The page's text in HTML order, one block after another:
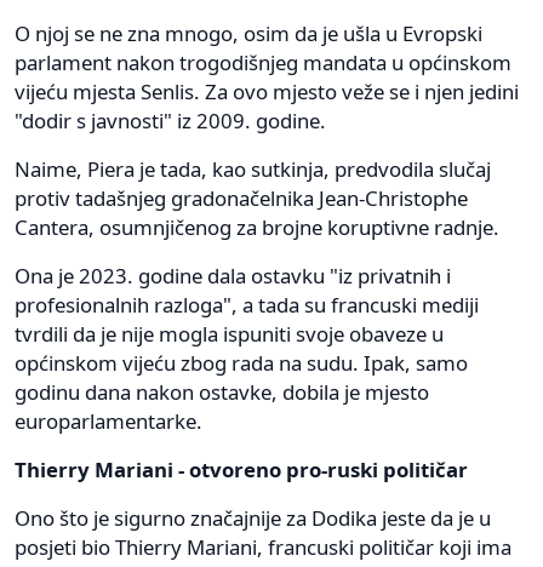
O njoj se ne zna mnogo, osim da je ušla u Evropski
parlament nakon trogodišnjeg mandata u općinskom
vijeću mjesta Senlis. Za ovo mjesto veže se i njen jedini
"dodir s javnosti" iz 2009. godine.
Naime, Piera je tada, kao sutkinja, predvodila slučaj
protiv tadašnjeg gradonačelnika Jean-Christophe
Cantera, osumnjičenog za brojne koruptivne radnje.
Ona je 2023. godine dala ostavku "iz privatnih i
profesionalnih razloga", a tada su francuski mediji
tvrdili da je nije mogla ispuniti svoje obaveze u
općinskom vijeću zbog rada na sudu. Ipak, samo
godinu dana nakon ostavke, dobila je mjesto
europarlamentarke.
Thierry Mariani - otvoreno pro-ruski političar
Ono što je sigurno značajnije za Dodika jeste da je u
posjeti bio Thierry Mariani, francuski političar koji ima